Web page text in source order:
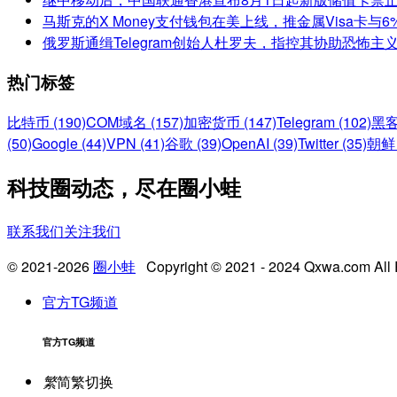
马斯克的X Money支付钱包在美上线，推金属Visa卡与
俄罗斯通缉Telegram创始人杜罗夫，指控其协助恐怖主
热门标签
比特币 (190)COM域名 (157)加密货币 (147)Telegram (102)黑
(50)Google (44)VPN (41)谷歌 (39)OpenAI (39)Twitter (35)朝
科技圈动态，尽在圈小蛙
联系我们关注我们
© 2021-2026 圈小蛙 Copyright © 2021 - 2024 Qxwa.com All
官方TG频道
官方TG频道
繁简繁切换